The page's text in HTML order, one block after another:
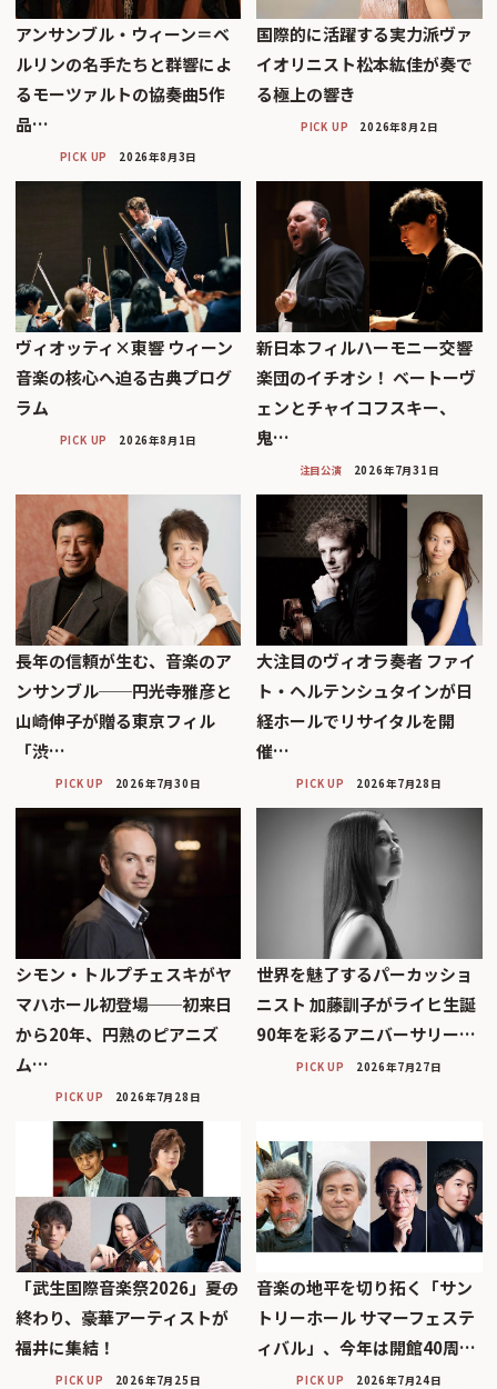
アンサンブル・ウィーン＝ベ
ルリンの名手たちと群響によ
るモーツァルトの協奏曲5作
品…
PICK UP 2026年8月3日
国際的に活躍する実力派ヴァ
イオリニスト松本紘佳が奏で
る極上の響き
PICK UP 2026年8月2日
ヴィオッティ×東響 ウィーン
音楽の核心へ迫る古典プログ
ラム
PICK UP 2026年8月1日
新日本フィルハーモニー交響
楽団のイチオシ！ ベートーヴ
ェンとチャイコフスキー、
鬼…
注目公演 2026年7月31日
長年の信頼が生む、音楽のア
ンサンブル──円光寺雅彦と
山崎伸子が贈る東京フィル
「渋…
PICK UP 2026年7月30日
大注目のヴィオラ奏者 ファイ
ト・ヘルテンシュタインが日
経ホールでリサイタルを開
催…
PICK UP 2026年7月28日
シモン・トルプチェスキがヤ
マハホール初登場──初来日
から20年、円熟のピアニズ
ム…
PICK UP 2026年7月28日
世界を魅了するパーカッショ
ニスト 加藤訓子がライヒ生誕
90年を彩るアニバーサリー…
PICK UP 2026年7月27日
「武生国際音楽祭2026」――夏の
終わり、豪華アーティストが
福井に集結！
PICK UP 2026年7月25日
音楽の地平を切り拓く「サン
トリーホール サマーフェステ
ィバル」、今年は開館40周…
PICK UP 2026年7月24日